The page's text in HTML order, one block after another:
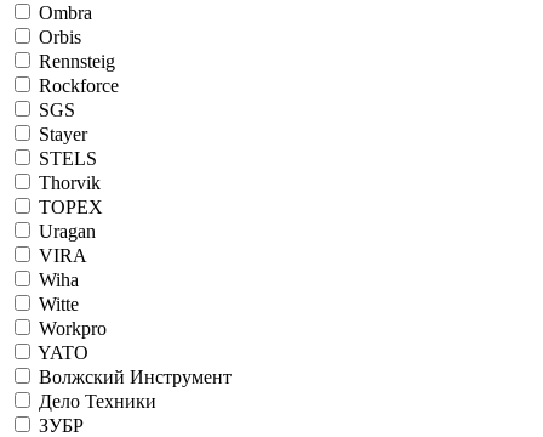
Ombra
Orbis
Rennsteig
Rockforce
SGS
Stayer
STELS
Thorvik
TOPEX
Uragan
VIRA
Wiha
Witte
Workpro
YATO
Волжский Инструмент
Дело Техники
ЗУБР